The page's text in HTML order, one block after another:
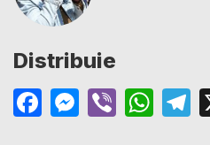
Distribuie
Facebook
Viber